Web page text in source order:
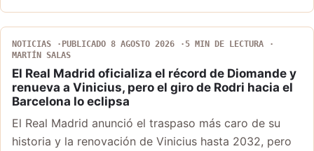
NOTICIAS PUBLICADO 8 AGOSTO 2026
5 MIN DE LECTURA
MARTÍN SALAS
El Real Madrid oficializa el récord de Diomande y
renueva a Vinicius, pero el giro de Rodri hacia el
Barcelona lo eclipsa
El Real Madrid anunció el traspaso más caro de su
historia y la renovación de Vinicius hasta 2032, pero